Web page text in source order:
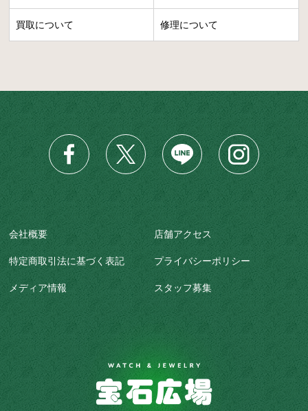
買取について 修理について
会社概要 店舗アクセス
特定商取引法に基づく表記 プライバシーポリシー
メディア情報 スタッフ募集